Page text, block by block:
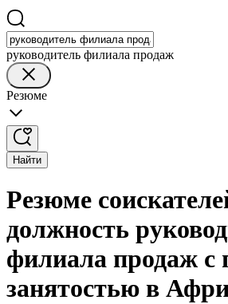
руководитель филиала продаж
Резюме
Найти
Резюме
должность
филиала продаж с
занятостью в